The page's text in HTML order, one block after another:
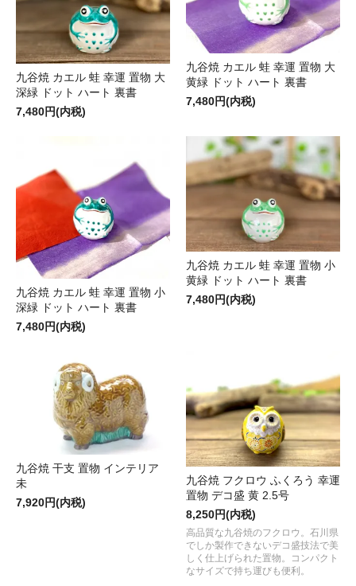
九谷焼 カエル 蛙 幸運 置物 大
深緑 ドット ハート 裏書
7,480円(内税)
九谷焼 カエル 蛙 幸運 置物 大
黄緑 ドット ハート 裏書
7,480円(内税)
九谷焼 カエル 蛙 幸運 置物 小
深緑 ドット ハート 裏書
7,480円(内税)
九谷焼 カエル 蛙 幸運 置物 小
黄緑 ドット ハート 裏書
7,480円(内税)
九谷焼 干支 置物 インテリア
未
7,920円(内税)
九谷焼 フクロウ ふくろう 幸運
置物 デコ盛 黄 2.5号
8,250円(内税)
高品質な九谷焼のフクロウ。石川県
でしか製作できないデコ盛技法で美
しく仕上げられた置物。コンパクト
なサイズで持ち運びも便利。